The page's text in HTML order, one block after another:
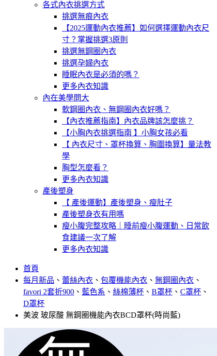
各式內衣挑選方式
挑選無痕內衣
【2025運動內衣推薦】如何選擇運動內衣尺
寸？掌握挑選3原則
挑選無鋼圈內衣
挑選孕婦內衣
睡眠內衣是必須的嗎？
更多內衣知識
內在美學問大
軟鋼圈內衣、無鋼圈內衣好嗎？
【內衣推薦指南】內衣品牌該怎麼挑？
【小胸內衣挑選指南 】小胸女孩必看
【 內衣尺寸、罩杯換算、胸圍換算】量法教
學
胸型怎麼看？
更多內衣知識
產後塑身
【 產後運動】產後塑身、瘦肚子
產後塑身衣有用嗎
瘦小腹完整攻略｜睡前瘦小腹運動、日常飲
食建議一次了解
更多內衣知識
首頁
每月新品 、 蕾絲內衣 、 包覆機能內衣 、 無鋼圈內衣 、
favori 2套折900 、 藍色系 、 絲棉薄杯 、 B罩杯 、 C罩杯 、
D罩杯
美波 玻尿酸 無鋼圈機能內衣BCD罩杯(時尚藍)